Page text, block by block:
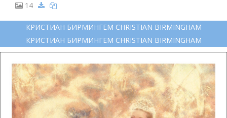
14
КРИСТИАН БИРМИНГЕМ CHRISTIAN BIRMINGHAM
КРИСТИАН БИРМИНГЕМ CHRISTIAN BIRMINGHAM